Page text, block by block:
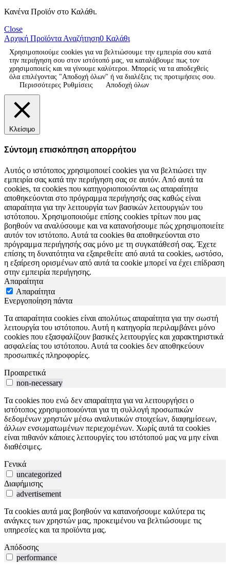
Κανένα Προϊόν στο Καλάθι.
Close
Αρχική Προϊόντα Αναζήτηση0 Καλάθι
Χρησιμοποιούμε cookies για να βελτιώσουμε την εμπειρία σου κατά
την περιήγηση σου στον ιστότοπό μας, να καταλάβουμε πως τον
χρησιμοποιείς και να γίνουμε καλύτεροι. Μπορείς να τα αποδεχθείς
όλα επιλέγοντας "Αποδοχή όλων" ή να διαλέξεις τις προτιμήσεις σου.
Περισσότερες Ρυθμίσεις
Αποδοχή όλων
Κλείσιμο
Σύντομη επισκόπηση απορρήτου
Αυτός ο ιστότοπος χρησιμοποιεί cookies για να βελτιώσει την
εμπειρία σας κατά την περιήγηση σας σε αυτόν. Από αυτά τα
cookies, τα cookies που κατηγοριοποιούνται ως απαραίτητα
αποθηκεύονται στο πρόγραμμα περιήγησής σας καθώς είναι
απαραίτητα για την λειτουργία των βασικών λειτουργιών του
ιστότοπου. Χρησιμοποιούμε επίσης cookies τρίτων που μας
βοηθούν να αναλύσουμε και να κατανοήσουμε πώς χρησιμοποιείτε
αυτόν τον ιστότοπο. Αυτά τα cookies θα αποθηκεύονται στο
πρόγραμμα περιήγησής σας μόνο με τη συγκατάθεσή σας. Έχετε
επίσης τη δυνατότητα να εξαιρεθείτε από αυτά τα cookies, ωστόσο,
η εξαίρεση ορισμένων από αυτά τα cookie μπορεί να έχει επίδραση
στην εμπειρία περιήγησης.
Απαραίτητα
Απαραίτητα
Ενεργοποίηση πάντα
Τα απαραίτητα cookies είναι απολύτως απαραίτητα για την σωστή
λειτουργία του ιστότοπου. Αυτή η κατηγορία περιλαμβάνει μόνο
cookies που εξασφαλίζουν βασικές λειτουργίες και χαρακτηριστικά
ασφαλείας του ιστότοπου. Αυτά τα cookies δεν αποθηκεύουν
προσωπικές πληροφορίες.
Προαιρετικά
non-necessary
Τα cookies που ενώ δεν απαραίτητα για να λειτουργήσει ο
ιστότοπος χρησιμοποιούνται για τη συλλογή προσωπικών
δεδομένων χρηστών μέσω αναλυτικών στοιχείων, διαφημίσεων,
άλλων ενσωματωμένων περιεχομένων. Χωρίς αυτά τα cookies
είναι πιθανόν κάποιες λειτουργίες του ιστότοπού μας να μην είναι
διαθέσιμες.
Γενικά
uncategorized
Διαφήμισης
advertisement
Τα cookies αυτά μας βοηθούν να κατανοήσουμε καλύτερα τις
ανάγκες των χρηστών μας, προκειμένου να βελτιώσουμε τις
υπηρεσίες και τα προϊόντα μας.
Απόδοσης
performance